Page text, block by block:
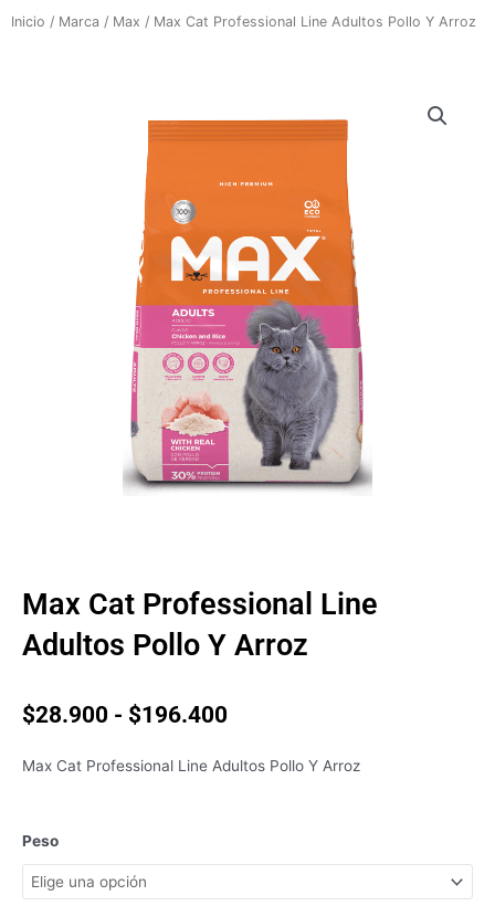
Inicio / Marca / Max / Max Cat Professional Line Adultos Pollo Y Arroz
Max Cat Professional Line
Adultos Pollo Y Arroz
$28.900 - $196.400
precios:
$196.400
Max Cat Professional Line Adultos Pollo Y Arroz
Peso
Max
Cat
Professional